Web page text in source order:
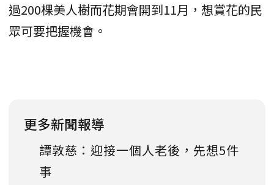
過200棵美人樹而花期會開到11月，想賞花的民
眾可要把握機會。
更多新聞報導
譚敦慈：迎接一個人老後，先想5件
事